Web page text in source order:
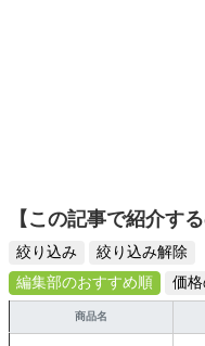
【この記事で紹介す
絞り込み
絞り込み解除
編集部のおすすめ順
価
商品名